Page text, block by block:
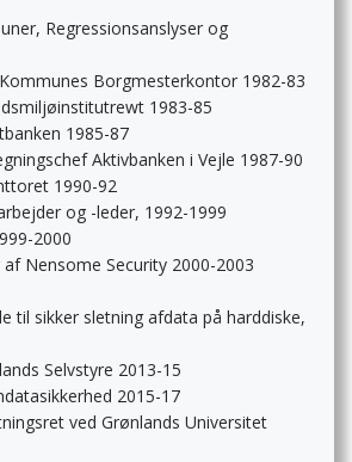
Regressionsanslyser og
Borgmesterkontor 1982-83
1983-85
1985-87
Aktivbanken i Vejle 1987-90
1990-92
og -leder, 1992-1999
2000
Nensome Security 2000-2003
til sikker sletning afdata på harddiske,
Selvstyre 2013-15
2015-17
ved Grønlands Universitet